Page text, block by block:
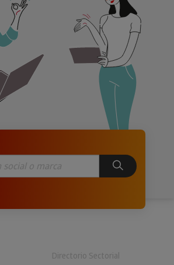
Directorio Sectorial